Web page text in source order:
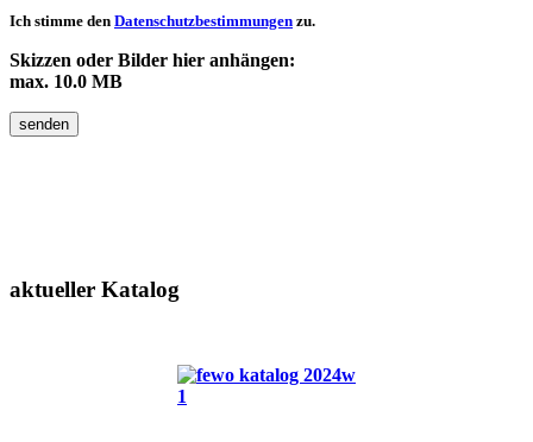
Ich stimme den Datenschutzbestimmungen zu.
Skizzen oder Bilder hier anhängen:
max. 10.0 MB
senden
aktueller Katalog